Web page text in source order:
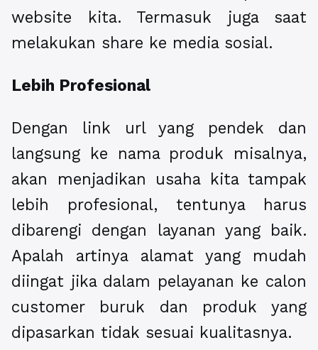
website kita. Termasuk juga saat
melakukan share ke media sosial.
Lebih Profesional
Dengan link url yang pendek dan
langsung ke nama produk misalnya,
akan menjadikan usaha kita tampak
lebih profesional, tentunya harus
dibarengi dengan layanan yang baik.
Apalah artinya alamat yang mudah
diingat jika dalam pelayanan ke calon
customer buruk dan produk yang
dipasarkan tidak sesuai kualitasnya.